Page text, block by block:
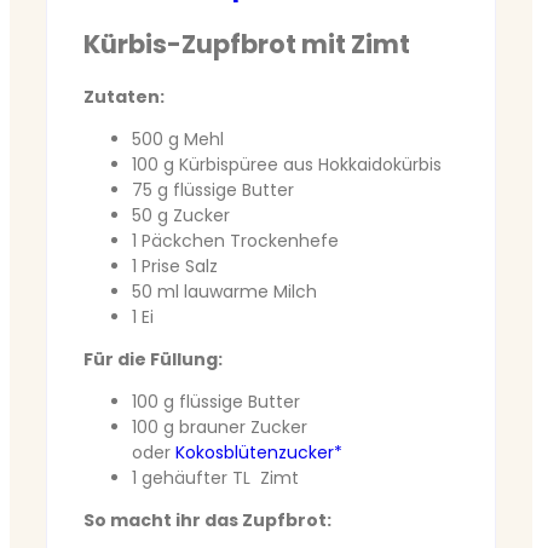
Kürbis-Zupfbrot mit Zimt
Zutaten:
500 g Mehl
100 g Kürbispüree aus Hokkaidokürbis
75 g flüssige Butter
50 g Zucker
1 Päckchen Trockenhefe
1 Prise Salz
50 ml lauwarme Milch
1 Ei
Für die Füllung:
100 g flüssige Butter
100 g brauner Zucker
oder Kokosblütenzucker*
1 gehäufter TL Zimt
So macht ihr das Zupfbrot: